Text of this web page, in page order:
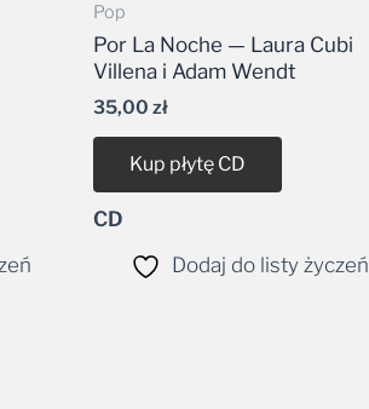
Pop
Por La Noche — Laura Cubi
Villena i Adam Wendt
35,00 zł
Kup płytę CD
CD
Dodaj do listy życzeń